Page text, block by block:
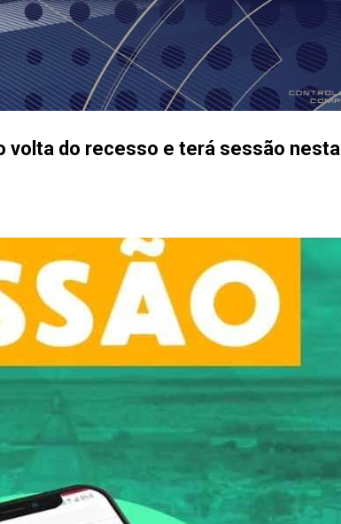
para o conteúdo principal
volta do recesso e terá sessão nesta